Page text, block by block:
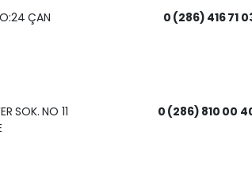
ÇAN
0 (286) 416 71
SOK. NO 11
0 (286) 810 00